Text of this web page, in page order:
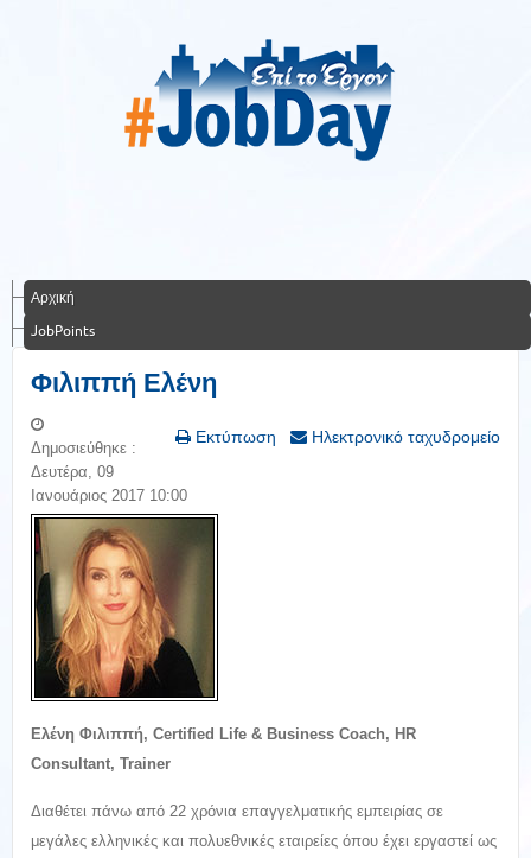
Αρχική
JobPoints
Φιλιππή Ελένη
Εκτύπωση Ηλεκτρονικό ταχυδρομείο
Δημοσιεύθηκε :
Δευτέρα, 09
Ιανουάριος 2017 10:00
Ελένη Φιλιππή, Certified Life & Business Coach, HR
Consultant, Trainer
Διαθέτει πάνω από 22 χρόνια επαγγελματικής εμπειρίας σε
μεγάλες ελληνικές και πολυεθνικές εταιρείες όπου έχει εργαστεί ως